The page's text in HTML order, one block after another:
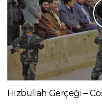
Hizbullah Gerçeği –